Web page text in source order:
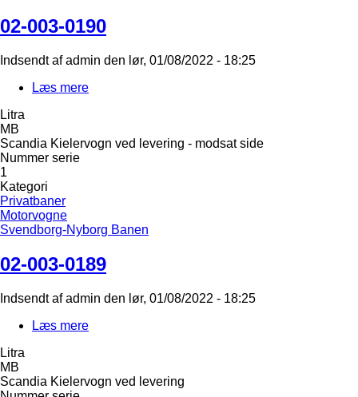
02-003-0190
Indsendt afadmin den lør, 01/08/2022 - 18:25
Læs mere
Litra
MB
Scandia Kielervogn ved levering - modsat side
Nummer serie
1
Kategori
Privatbaner
Motorvogne
Svendborg-Nyborg Banen
02-003-0189
Indsendt afadmin den lør, 01/08/2022 - 18:25
Læs mere
Litra
MB
Scandia Kielervogn ved levering